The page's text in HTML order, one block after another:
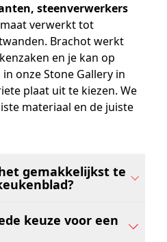
steenverwerkers
verwerkt tot
Brachot werkt
en je kan op
onze Stone Gallery in
plaat uit te kiezen. We
materiaal en de juiste
gemakkelijkst te
keuze voor een